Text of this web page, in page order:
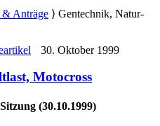
Anträge ⟩ Gentechnik, Natur-
30. Oktober 1999
Motocross
(30.10.1999)